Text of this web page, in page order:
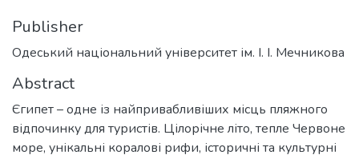
Publisher
Одеський національний університет ім. І. І. Мечникова
Abstract
Єгипет – одне із найпривабливіших місць пляжного
відпочинку для туристів. Цілорічне літо, тепле Червоне
море, унікальні коралові рифи, історичні та культурні